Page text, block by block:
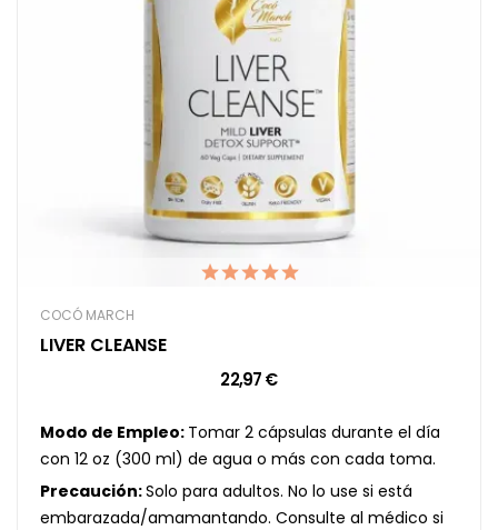
COCÓ MARCH
LIVER CLEANSE
22,97 €
Modo de Empleo: Tomar 2 cápsulas durante el día
con 12 oz (300 ml) de agua o más con cada toma.
Precaución:Solo para adultos. No lo use si está
embarazada/amamantando. Consulte al médico si